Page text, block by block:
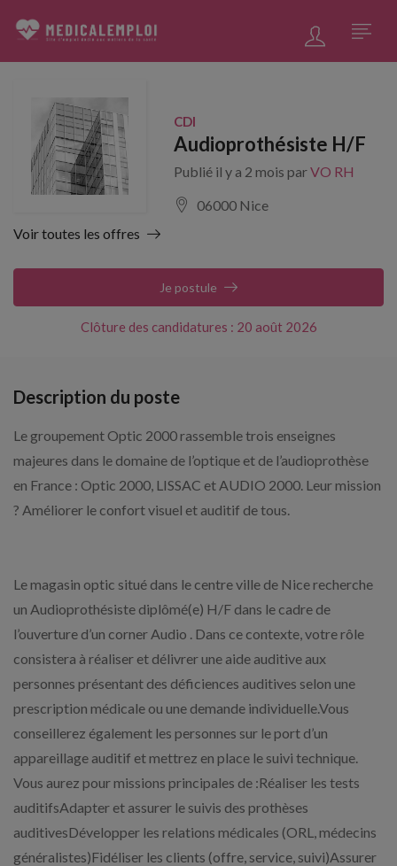
Voir toutes les offres
CDI
Audioprothésiste H/F
Publié il y a 2 mois parVO RH
06000 Nice
Clôture des candidatures : 20 août 2026
Je postule
Description du poste
Le groupement Optic 2000 rassemble trois enseignes
majeures dans le domaine de l’optique et de l’audioprothèse
en France : Optic 2000, LISSAC et AUDIO 2000. Leur mission
? Améliorer le confort visuel et auditif de tous.
Le magasin optic situé dans le centre ville de Nice recherche
un Audioprothésiste diplômé(e) H/F dans le cadre de
l’ouverture d’un corner Audio . Dans ce contexte, votre rôle
consistera à réaliser et délivrer une aide auditive aux
personnes présentant des déficiences auditives selon une
prescription médicale ou une demande individuelle.Vous
conseillerez également les personnes sur le port d’un
appareillage auditif et mettrez en place le suivi technique.
Vous aurez pour missions principales de :Réaliser les tests
auditifsAdapter et assurer le suivis des prothèses
auditivesDévelopper les relations médicales (ORL, médecins
généralistes)Fidéliser les clients (offre, service, suivi)Assurer